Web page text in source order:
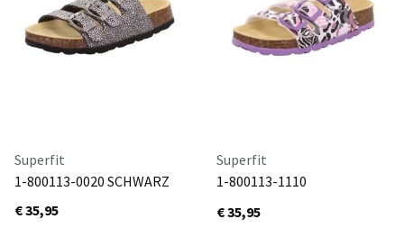
Superfit
1-800113-0020 SCHWARZ
€ 35,95
Superfit
1-800113-1110
€ 35,95